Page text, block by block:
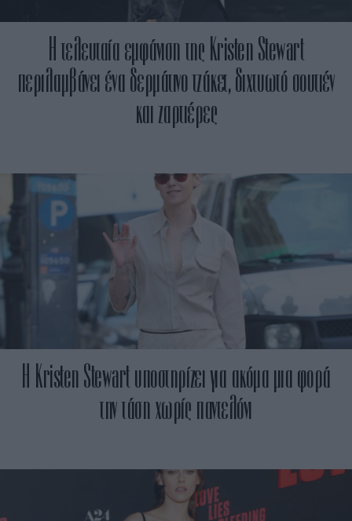
Η τελευταία εμφάνιση της Kristen Stewart
περιλαμβάνει ένα δερμάτινο τζάκετ, διχτυωτό σουτιέν
και ζαρτιέρες
Η Kristen Stewart υποστηρίζει για ακόμα μια φορά
την τάση χωρίς παντελόνι